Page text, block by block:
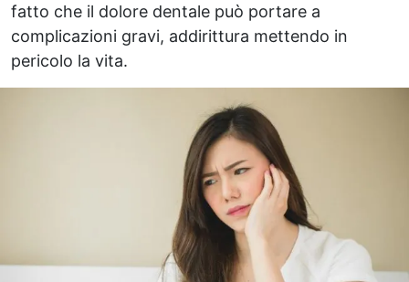
fatto che il dolore dentale può portare a
complicazioni gravi, addirittura mettendo in
pericolo la vita.